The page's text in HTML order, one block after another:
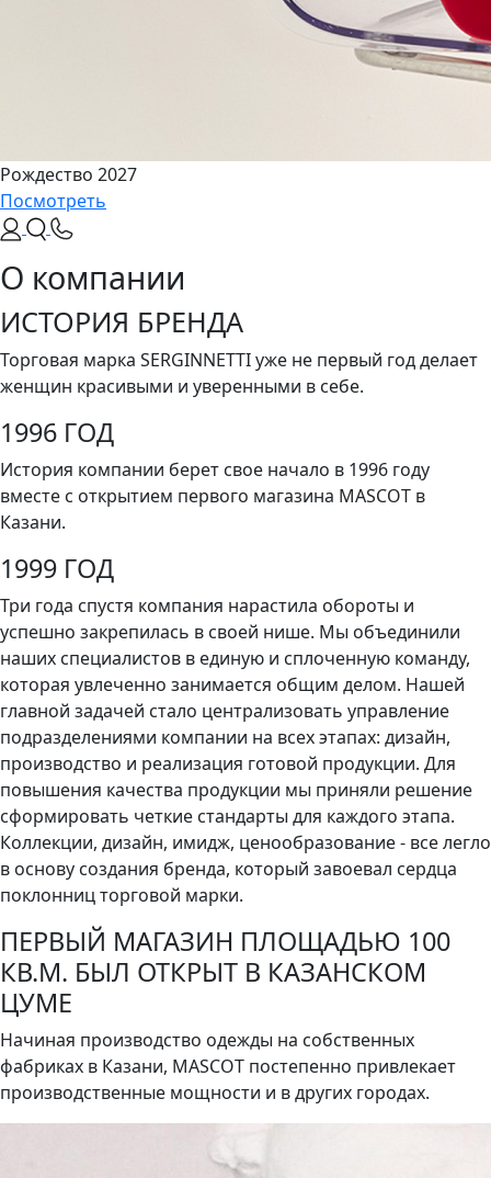
Рождество 2027
Посмотреть
О компании
ИСТОРИЯ БРЕНДА
Торговая марка SERGINNETTI уже не первый год делает
женщин красивыми и уверенными в себе.
1996 ГОД
История компании берет свое начало в 1996 году
вместе с открытием первого магазина MASCOT в
Казани.
1999 ГОД
Три года спустя компания нарастила обороты и
успешно закрепилась в своей нише. Мы объединили
наших специалистов в единую и сплоченную команду,
которая увлеченно занимается общим делом. Нашей
главной задачей стало централизовать управление
подразделениями компании на всех этапах: дизайн,
производство и реализация готовой продукции. Для
повышения качества продукции мы приняли решение
сформировать четкие стандарты для каждого этапа.
Коллекции, дизайн, имидж, ценообразование - все легло
в основу создания бренда, который завоевал сердца
поклонниц торговой марки.
ПЕРВЫЙ МАГАЗИН ПЛОЩАДЬЮ 100
КВ.М. БЫЛ ОТКРЫТ В КАЗАНСКОМ
ЦУМЕ
Начиная производство одежды на собственных
фабриках в Казани, MASCOT постепенно привлекает
производственные мощности и в других городах.